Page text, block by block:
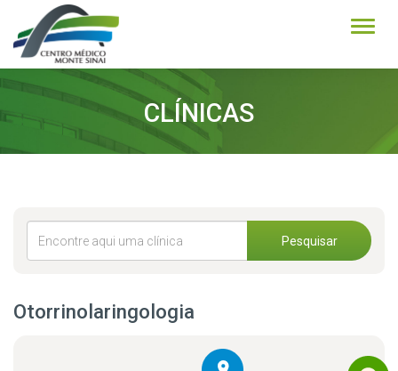
CLÍNICAS
Pesquisar
Otorrinolaringologia